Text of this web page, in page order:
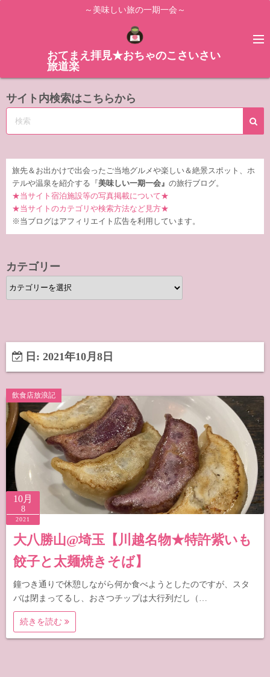
ス
ッ
～美味しい旅の一期一会～
おてまえ拝見★おちゃのこさいさい
旅道楽
サイト内検索はこちらから
旅先＆お出かけで出会ったご当地グルメや楽しい＆絶景スポット、ホ
テルや温泉を紹介する『 美味しい一期一会』 の旅行ブログ。
★当サイト宿泊施設等の写真掲載について★
★当サイトのカテゴリや検索方法など見方★
※当ブログはアフィリエイト広告を利用しています。
カテゴリー
カ
テ
ー
日: 2021年10月8日
飲食店放浪記
10月
8
2021
大八勝山@埼玉【川越名物★特許紫いも
餃子と太麺焼きそば】
鐘つき通りで休憩しながら何か食べようとしたのですが、スタ
バは閉まってるし、おさつチップは大行列だし（…
続きを読む